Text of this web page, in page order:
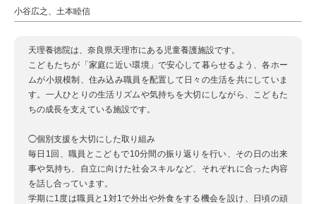
小谷広之、土本睦信
天理養徳院は、奈良県天理市にある児童養護施設です。
こどもたちが「家庭に近い環境」で安心して暮らせるよう、各ホー
ムが小規模制、住み込み職員を配置して日々の生活を共にしていま
す。一人ひとりの生活リズムや気持ちを大切にしながら、こどもた
ちの成長を支えている施設です。
◯個別支援を大切にした取り組み
毎日1回、職員とこどもで10分間の振り返りを行い、その日の出来
事や気持ち、自立に向けた社会スキルなど、それぞれに合った内容
を話し合っています。
学期に1度は職員と1対1で外出や外食をする機会を設け、日頃の頑